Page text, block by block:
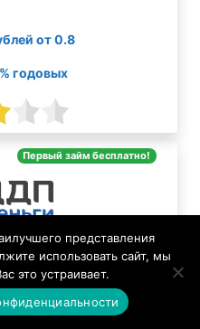
от 0.8
годовых
Первый займ бесплатно!
от 0
годовых
представления
использовать сайт, мы
это устраивает.